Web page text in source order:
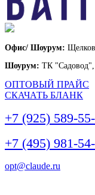
Офис/ Шоурум:
Шоурум: ТК "Садовод",
ОПТОВЫЙ ПРАЙС
СКАЧАТЬ БЛАНК
+7 (925) 589-
+7 (495) 981-
opt@claude.ru